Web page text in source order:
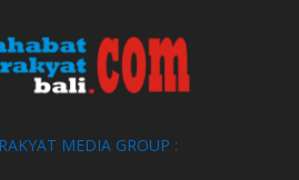
MEDIA GROUP :